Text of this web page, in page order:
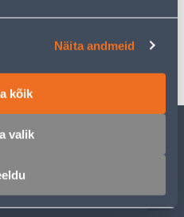
Näita andmeid
kõik
valik
КЛИЕНТОВ